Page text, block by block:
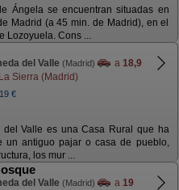
Ángela se encuentran situadas en
Madrid (a 45 min. de Madrid), en el
Lozoyuela. Cons ...
del Valle (Madrid) a 18,9
Sierra (Madrid)
19 €
del Valle es una Casa Rural que ha
un antiguo pajar o casa de pueblo,
los mur ...
del Valle (Madrid) a 19